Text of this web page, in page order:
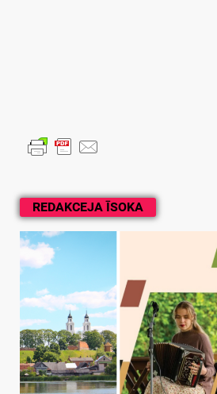
REDAKCEJA ĪSOKA